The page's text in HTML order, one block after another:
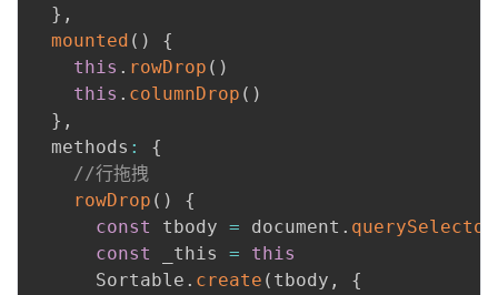
} ,
mounted ( )
{
this . rowDrop ( )
this . columnDrop ( )
} ,
  methods
:
{
//行拖拽
rowDrop ( )
{
const
tbody = document . querySelector
const
_this =
this
      Sortable
. create ( tbody ,
{